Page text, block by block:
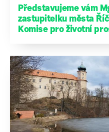
Představujeme vám
zastupitelku města
Komise pro životní